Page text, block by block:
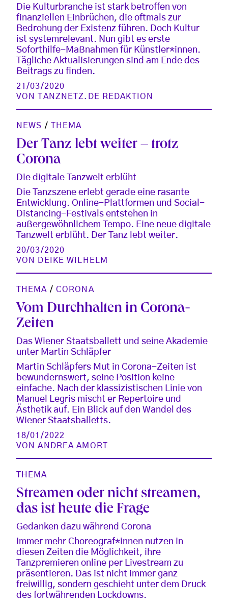
Die Kulturbranche ist stark betroffen von
finanziellen Einbrüchen, die oftmals zur
Bedrohung der Existenz führen. Doch Kultur
ist systemrelevant. Nun gibt es erste
Soforthilfe-Maßnahmen für Künstler*innen.
Tägliche Aktualisierungen sind am Ende des
Beitrags zu finden.
21/03/2020
VON
TANZNETZ.DE REDAKTION
NEWS / THEMA
Der Tanz lebt weiter – trotz
Corona
Die digitale Tanzwelt erblüht
Die Tanzszene erlebt gerade eine rasante
Entwicklung. Online-Plattformen und Social-
Distancing-Festivals entstehen in
außergewöhnlichem Tempo. Eine neue digitale
Tanzwelt erblüht. Der Tanz lebt weiter.
20/03/2020
VON
DEIKE WILHELM
THEMA / CORONA
Vom Durchhalten in Corona-
Zeiten
Das Wiener Staatsballett und seine Akademie
unter Martin Schläpfer
Martin Schläpfers Mut in Corona-Zeiten ist
bewundernswert, seine Position keine
einfache. Nach der klassizistischen Linie von
Manuel Legris mischt er Repertoire und
Ästhetik auf. Ein Blick auf den Wandel des
Wiener Staatsballetts.
18/01/2022
VONANDREA AMORT
THEMA
Streamen oder nicht streamen,
das ist heute die Frage
Gedanken dazu während Corona
Immer mehr Choreograf*innen nutzen in
diesen Zeiten die Möglichkeit, ihre
Tanzpremieren online per Livestream zu
präsentieren. Das ist nicht immer ganz
freiwillig, sondern geschieht unter dem Druck
des fortwährenden Lockdowns.